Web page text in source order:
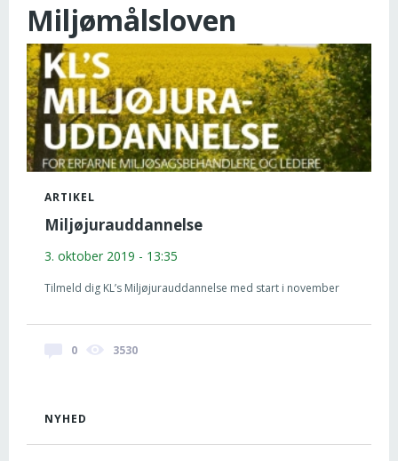
Miljømålsloven
ARTIKEL
Miljøjurauddannelse
3. oktober 2019 - 13:35
Tilmeld dig KL’s Miljøjurauddannelse med start i november
0 3530
NYHED